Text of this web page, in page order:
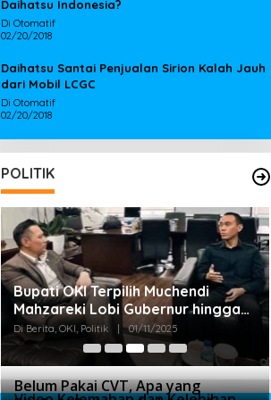
Daihatsu Indonesia?
Di Otomatif
02/20/2018
Daihatsu Santai Penjualan Sirion Kalah Jauh
dari Mobil LCGC
Di Otomatif
02/20/2018
POLITIK
Bupati OKI Terpilih Muchendi
Mahzareki Lobi Gubernur hingga
Menteri, Untuk Bangun Kab Oki
Di Berita, OKI, Politik | 01/11/2025
Belum Pakai CVT, Apa yang